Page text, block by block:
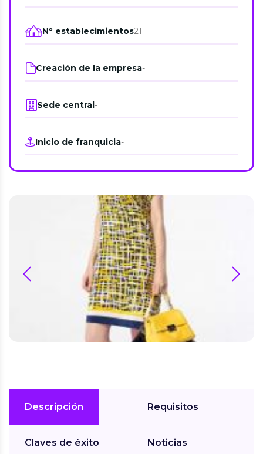
Nº establecimientos21
Creación de la empresa-
Sede central-
Inicio de franquicia-
prev next
Descripción
Claves de éxito
Requisitos
Noticias